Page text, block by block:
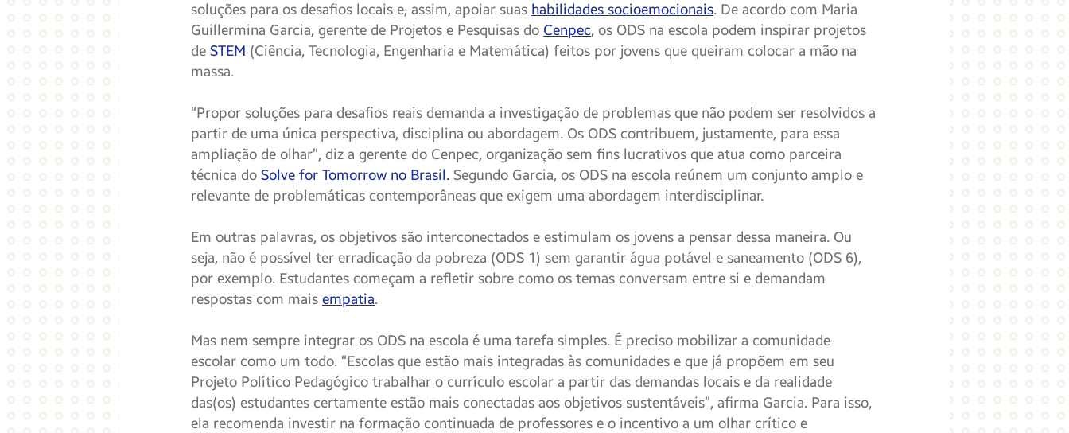
soluções para os desafios locais e, assim, apoiar suas habilidades socioemocionais. De acordo com Maria
Guillermina Garcia, gerente de Projetos e Pesquisas do Cenpec, os ODS na escola podem inspirar projetos
de STEM (Ciência, Tecnologia, Engenharia e Matemática) feitos por jovens que queiram colocar a mão na
massa.
“Propor soluções para desafios reais demanda a investigação de problemas que não podem ser resolvidos a
partir de uma única perspectiva, disciplina ou abordagem. Os ODS contribuem, justamente, para essa
ampliação de olhar”, diz a gerente do Cenpec, organização sem fins lucrativos que atua como parceira
técnica do Solve for Tomorrow no Brasil. Segundo Garcia, os ODS na escola reúnem um conjunto amplo e
relevante de problemáticas contemporâneas que exigem uma abordagem interdisciplinar.
Em outras palavras, os objetivos são interconectados e estimulam os jovens a pensar dessa maneira. Ou
seja, não é possível ter erradicação da pobreza (ODS 1) sem garantir água potável e saneamento (ODS 6),
por exemplo. Estudantes começam a refletir sobre como os temas conversam entre si e demandam
respostas com mais empatia.
Mas nem sempre integrar os ODS na escola é uma tarefa simples. É preciso mobilizar a comunidade
escolar como um todo. “Escolas que estão mais integradas às comunidades e que já propõem em seu
Projeto Político Pedagógico trabalhar o currículo escolar a partir das demandas locais e da realidade
das(os) estudantes certamente estão mais conectadas aos objetivos sustentáveis”, afirma Garcia. Para isso,
ela recomenda investir na formação continuada de professores e o incentivo a um olhar crítico e